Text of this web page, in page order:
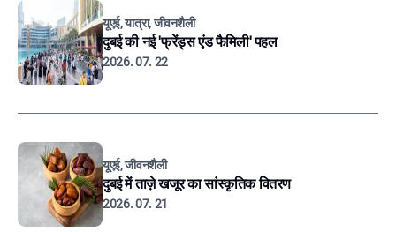
यूएई, यात्रा, जीवनशैली
दुबई की नई 'फ्रेंड्स एंड फैमिली' पहल
2026. 07. 22
यूएई, जीवनशैली
दुबई में ताज़े खजूर का सांस्कृतिक वितरण
2026. 07. 21